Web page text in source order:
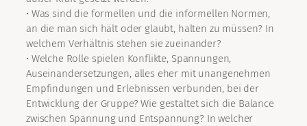
• Was sind die formellen und die informellen Normen,
an die man sich hält oder glaubt, halten zu müssen? In
welchem Verhältnis stehen sie zueinander?
• Welche Rolle spielen Konflikte, Spannungen,
Auseinandersetzungen, alles eher mit unangenehmen
Empfindungen und Erlebnissen verbunden, bei der
Entwicklung der Gruppe? Wie gestaltet sich die Balance
zwischen Spannung und Entspannung? In welcher